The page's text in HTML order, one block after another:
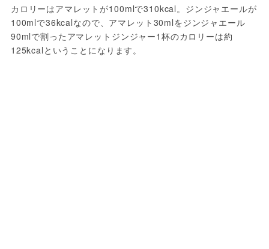
カロリーはアマレットが100mlで310kcal。ジンジャエールが
100mlで36kcalなので、アマレット30mlをジンジャエール
90mlで割ったアマレットジンジャー1杯のカロリーは約
125kcalということになります。